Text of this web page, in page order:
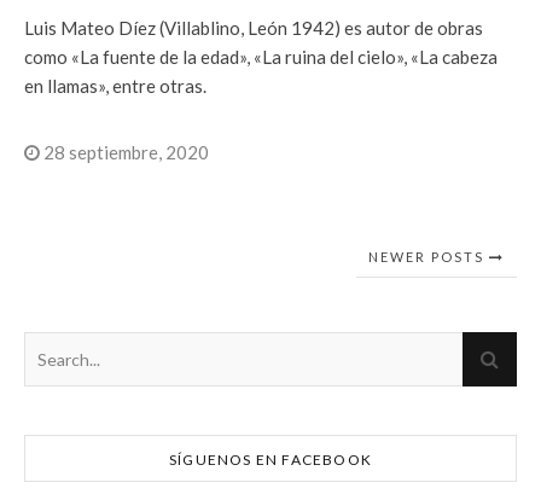
Luis Mateo Díez (Villablino, León 1942) es autor de obras
como «La fuente de la edad», «La ruina del cielo», «La cabeza
en llamas», entre otras.
28 septiembre, 2020
NEWER POSTS
SÍGUENOS EN FACEBOOK